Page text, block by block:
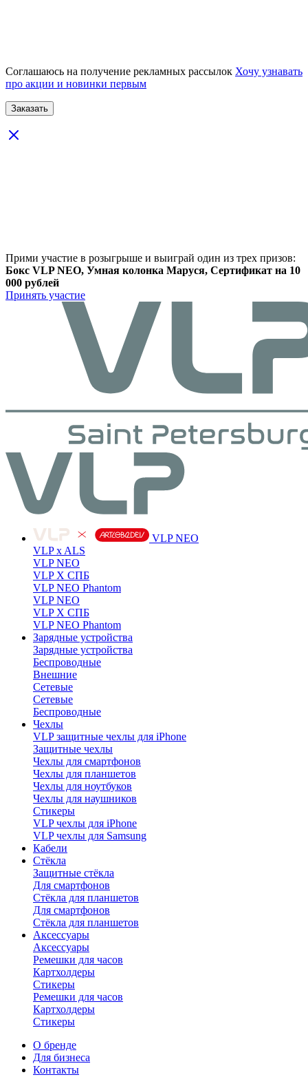
Соглашаюсь на получение рекламных рассылок Хочу узнавать
про акции и новинки первым
Прими участие в розыгрыше и выиграй один из трех призов:
Бокс VLP NEO, Умная колонка Маруся, Сертификат на 10
000 рублей
Принять участие
VLP NEO
VLP x ALS
VLP NEO
VLP X СПБ
VLP NEO Phantom
VLP NEO
VLP X СПБ
VLP NEO Phantom
Зарядные устройства
Зарядные устройства
Беспроводные
Внешние
Сетевые
Сетевые
Беспроводные
Чехлы
VLP защитные чехлы для iPhone
Защитные чехлы
Чехлы для смартфонов
Чехлы для планшетов
Чехлы для ноутбуков
Чехлы для наушников
Стикеры
VLP чехлы для iPhone
VLP чехлы для Samsung
Кабели
Стёкла
Защитные стёкла
Для смартфонов
Стёкла для планшетов
Для смартфонов
Стёкла для планшетов
Аксессуары
Аксессуары
Ремешки для часов
Картхолдеры
Стикеры
Ремешки для часов
Картхолдеры
Стикеры
О бренде
Для бизнеса
Контакты